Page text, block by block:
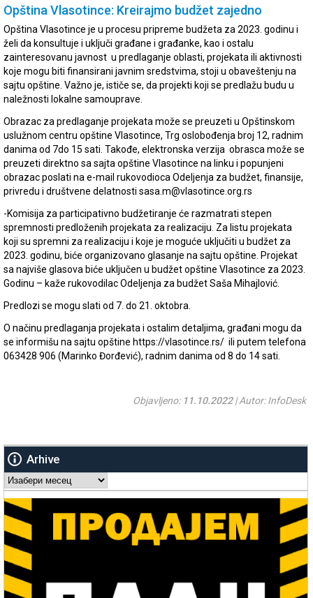
Opština Vlasotince: Kreirajmo budžet zajedno
Opština Vlasotince je u procesu pripreme budžeta za 2023. godinu i
želi da konsultuje i uključi građane i građanke, kao i ostalu
zainteresovanu javnost u predlaganje oblasti, projekata ili aktivnosti
koje mogu biti finansirani javnim sredstvima, stoji u obaveštenju na
sajtu opštine. Važno je, ističe se, da projekti koji se predlažu budu u
naležnosti lokalne samouprave.
Obrazac za predlaganje projekata može se preuzeti u Opštinskom
uslužnom centru opštine Vlasotince, Trg oslobođenja broj 12, radnim
danima od 7do 15 sati. Takođe, elektronska verzija obrasca može se
preuzeti direktno sa sajta opštine Vlasotince na linku i popunjeni
obrazac poslati na e-mail rukovodioca Odeljenja za budžet, finansije,
privredu i društvene delatnosti sasa.m@vlasotince.org.rs
-Komisija za participativno budžetiranje će razmatrati stepen
spremnosti predloženih projekata za realizaciju. Za listu projekata
koji su spremni za realizaciju i koje je moguće uključiti u budžet za
2023. godinu, biće organizovano glasanje na sajtu opštine. Projekat
sa najviše glasova biće uključen u budžet opštine Vlasotince za 2023.
Godinu – kaže rukovodilac Odeljenja za budžet Saša Mihajlović.
Predlozi se mogu slati od 7. do 21. oktobra.
O načinu predlaganja projekata i ostalim detaljima, građani mogu da
se informišu na sajtu opštine https://vlasotince.rs/ ili putem telefona
063428 906 (Marinko Đorđević), radnim danima od 8 do 14 sati.
Objavljeno: 11.10.2022| Autor: InfoDesk
Arhive
Arhive